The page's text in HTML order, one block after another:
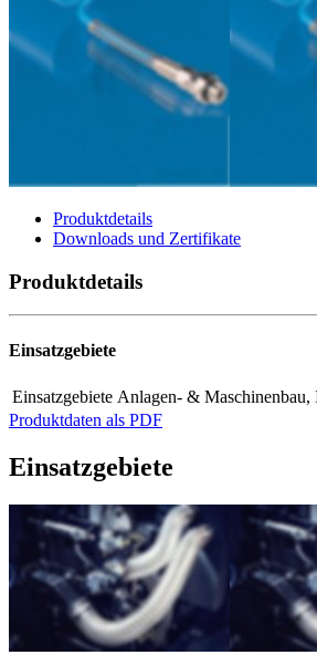
Produktdetails
Downloads und Zertifikate
Produktdetails
Einsatzgebiete
Einsatzgebiete Anlagen- & Maschinenbau,
Produktdaten als PDF
Einsatzgebiete